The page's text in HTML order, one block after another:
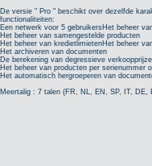
De versie " Pro " beschikt over dezelfde
functionaliteiten:
Een netwerk voor 5 gebruikersHet beheer
Het beheer van samengestelde producten
Het beheer van kredietlimietenHet beheer
Het archiveren van documenten
De berekening van degressieve
Het beheer van producten per serienummer
Het automatisch hergroeperen van
Meertalig : 7 talen (FR, NL, EN, SP, IT, DE,